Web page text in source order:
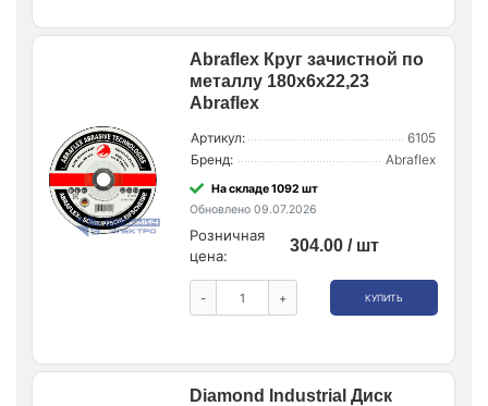
Abraflex Круг зачистной по
металлу 180x6x22,23
Abraflex
Артикул:
6105
Бренд:
Abraflex
На складе 1092 шт
Обновлено 09.07.2026
Розничная
цена:
304.00 / шт
- + КУПИТЬ
Diamond Industrial Диск